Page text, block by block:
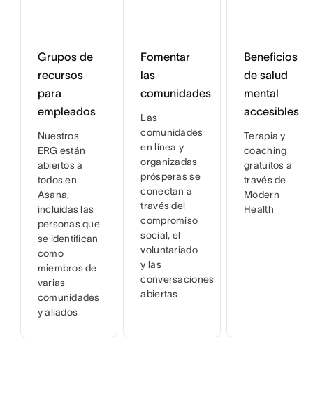
Grupos de
recursos
para
empleados
Nuestros
ERG están
abiertos a
todos en
Asana,
incluidas las
personas que
se identifican
como
miembros de
varias
comunidades
y aliados
Fomentar
las
comunidades
Las
comunidades
en línea y
organizadas
prósperas se
conectan a
través del
compromiso
social, el
voluntariado
y las
conversaciones
abiertas
Beneficios
de salud
mental
accesibles
Terapia y
coaching
gratuitos a
través de
Modern
Health